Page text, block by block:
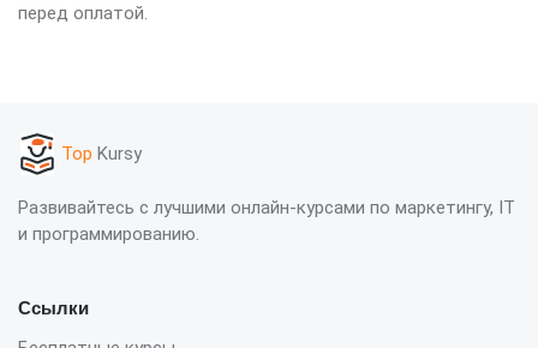
перед оплатой.
Top Kursy
Развивайтесь с лучшими онлайн-курсами по маркетингу, IT
и программированию.
Ссылки